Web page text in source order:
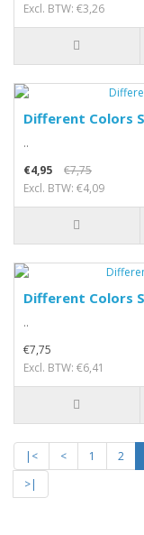
Excl. BTW: €3,26
Different Colors
..
€4,95
€7,75
Excl. BTW: €4,09
Different Colors
..
€7,75
Excl. BTW: €6,41
|< < 1 2
>|